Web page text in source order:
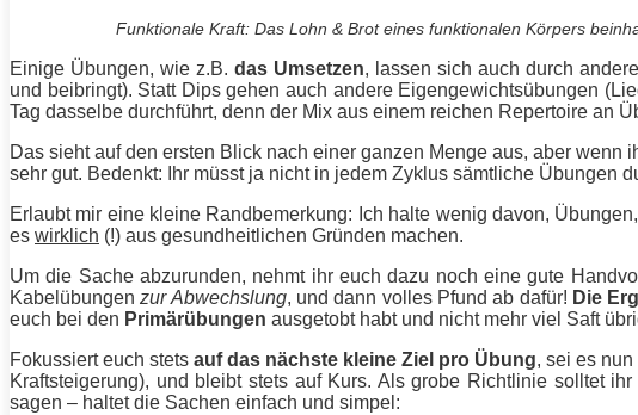
Funktionale Kraft: Das Lohn & Brot eines funktionalen Körpers
Einige Übungen, wie z.B. das Umsetzen, lassen sich auch durch
und beibringt). Statt Dips gehen auch andere Eigengewichtsübungen
Tag dasselbe durchführt, denn der Mix aus einem reichen Repertoire an
Das sieht auf den ersten Blick nach einer ganzen Menge aus, aber wenn
sehr gut. Bedenkt: Ihr müsst ja nicht in jedem Zyklus sämtliche Übungen
Erlaubt mir eine kleine Randbemerkung: Ich halte wenig davon, Übungen
es wirklich (!) aus gesundheitlichen Gründen machen.
Um die Sache abzurunden, nehmt ihr euch dazu noch eine gute
Kabelübungenzur Abwechslung, und dann volles Pfund ab dafür! Die
euch bei den Primärübungen ausgetobt habt und nicht mehr viel Saft
Fokussiert euch stetsauf das nächste kleine Ziel pro Übung, sei es
Kraftsteigerung), und bleibt stets auf Kurs. Als grobe Richtlinie solltet
sagen – haltet die Sachen einfach und simpel: